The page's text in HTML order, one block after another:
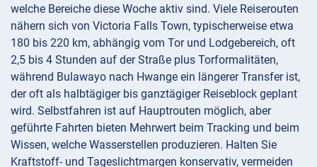
welche Bereiche diese Woche aktiv sind. Viele Reiserouten
nähern sich von Victoria Falls Town, typischerweise etwa
180 bis 220 km, abhängig vom Tor und Lodgebereich, oft
2,5 bis 4 Stunden auf der Straße plus Torformalitäten,
während Bulawayo nach Hwange ein längerer Transfer ist,
der oft als halbtägiger bis ganztägiger Reiseblock geplant
wird. Selbstfahren ist auf Hauptrouten möglich, aber
geführte Fahrten bieten Mehrwert beim Tracking und beim
Wissen, welche Wasserstellen produzieren. Halten Sie
Kraftstoff- und Tageslichtmargen konservativ, vermeiden